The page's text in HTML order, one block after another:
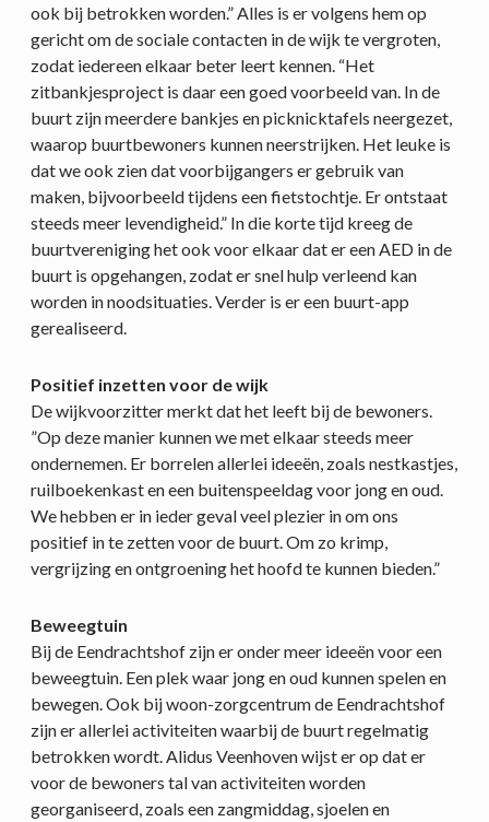
ook bij betrokken worden.” Alles is er volgens hem op
gericht om de sociale contacten in de wijk te vergroten,
zodat iedereen elkaar beter leert kennen. “Het
zitbankjesproject is daar een goed voorbeeld van. In de
buurt zijn meerdere bankjes en picknicktafels neergezet,
waarop buurtbewoners kunnen neerstrijken. Het leuke is
dat we ook zien dat voorbijgangers er gebruik van
maken, bijvoorbeeld tijdens een fietstochtje. Er ontstaat
steeds meer levendigheid.” In die korte tijd kreeg de
buurtvereniging het ook voor elkaar dat er een AED in de
buurt is opgehangen, zodat er snel hulp verleend kan
worden in noodsituaties. Verder is er een buurt-app
gerealiseerd.
Positief inzetten voor de wijk
De wijkvoorzitter merkt dat het leeft bij de bewoners.
”Op deze manier kunnen we met elkaar steeds meer
ondernemen. Er borrelen allerlei ideeën, zoals nestkastjes,
ruilboekenkast en een buitenspeeldag voor jong en oud.
We hebben er in ieder geval veel plezier in om ons
positief in te zetten voor de buurt. Om zo krimp,
vergrijzing en ontgroening het hoofd te kunnen bieden.”
Beweegtuin
Bij de Eendrachtshof zijn er onder meer ideeën voor een
beweegtuin. Een plek waar jong en oud kunnen spelen en
bewegen. Ook bij woon-zorgcentrum de Eendrachtshof
zijn er allerlei activiteiten waarbij de buurt regelmatig
betrokken wordt. Alidus Veenhoven wijst er op dat er
voor de bewoners tal van activiteiten worden
georganiseerd, zoals een zangmiddag, sjoelen en